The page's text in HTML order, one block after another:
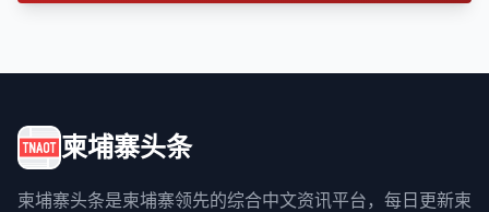
柬埔寨头条
柬埔寨头条是柬埔寨领先的综合中文资讯平台，每日更新柬